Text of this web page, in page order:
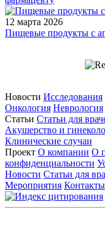
12 марта 2026
Пищевые продукты с
Новости Исследования
Онкология Неврология
Статьи Статьи для
Акушерство и
Клинические случаи
Проект О компании О
конфиденциальности
Новости Статьи для
Мероприятия Контакты